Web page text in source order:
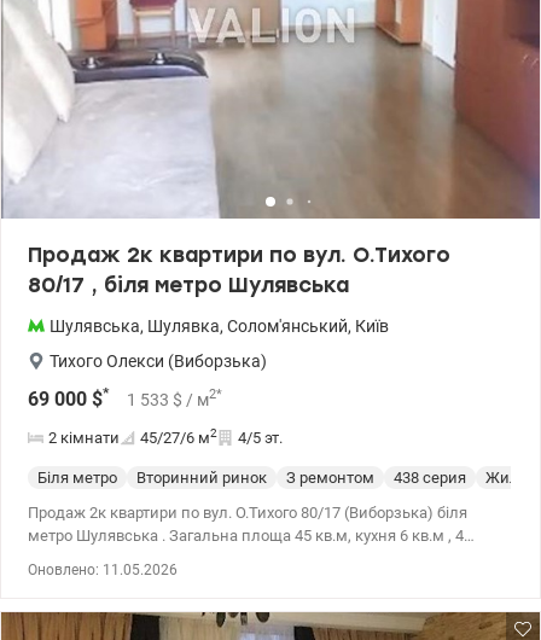
Продаж 2к квартири по вул. О.Тихого
80/17 , біля метро Шулявська
Шулявська, Шулявка, Солом'янський, Київ
Тихого Олекси (Виборзька)
69 000 $* 1 533 $ / м2*
2 кімнати 45/27/6 м2 4/5 эт.
Біля метро Вторинний ринок З ремонтом 438 серия
Жилое
Продаж 2к квартири по вул. О.Тихого 80/17 (Виборзька) біля
метро Шулявська . Загальна площа 45 кв.м, кухня 6 кв.м , 4
двір,у дворі парковка, дитячий садок, школа, магазини. Зручне
Оновлено: 11.05.2026